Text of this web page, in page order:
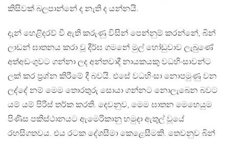
කිසිවක් බලපාන්නේ ද නැති ද යන්නයි.
දැන් හෙළිදරව් වී ඇති කරුණු විසින් පෙන්නුම් කරන්නේ, බින්
ලාඩන් ඝාතනය කරා වූ දීර්ඝ ගමනේ මුල් හෝඩුවාව ලැබුණේ
අත්අඩංගුවට ගන්නා ලද අන්තවාදී නායකයකු වධහිංසාවන්ට
ලක් කර ප්‍රශ්න කිරීමේ දී බවයි. එසේ වධහිංසා නොපමුණු වන
ලද්දේ නම් මෙම තොරතුරු සොයා ගන්නට නොලැබෙන බවට
යම් යම් පිරිස් තර්ක කරති. දෙවනුව, මෙම ඝාතන මෙහෙයුම
පිණිස පකිස්ථානයට ඇමෙරිකානු හමුදා ඇතුල් වූයේ
රහසිගතවය. එය රටක දේශසීමා කෙළෙසීමකි. තෙවනුව බින්